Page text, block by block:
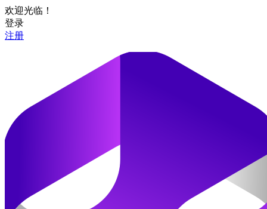
欢迎光临！
登录
注册